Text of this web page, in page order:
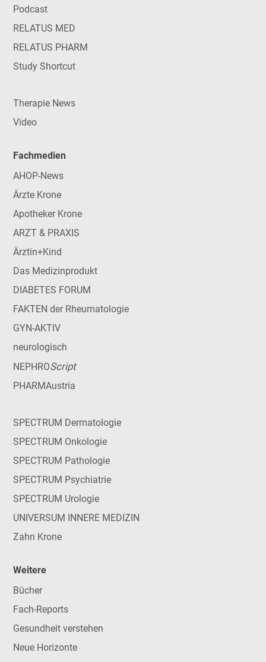
Podcast
RELATUS MED
RELATUS PHARM
Study Shortcut
Therapie News
Video
Fachmedien
AHOP-News
Ärzte Krone
Apotheker Krone
ARZT & PRAXIS
Ärztin+Kind
Das Medizinprodukt
DIABETES FORUM
FAKTEN der Rheumatologie
GYN-AKTIV
neurologisch
NEPHROScript
PHARMAustria
SPECTRUM Dermatologie
SPECTRUM Onkologie
SPECTRUM Pathologie
SPECTRUM Psychiatrie
SPECTRUM Urologie
UNIVERSUM INNERE MEDIZIN
Zahn Krone
Weitere
Bücher
Fach-Reports
Gesundheit verstehen
Neue Horizonte